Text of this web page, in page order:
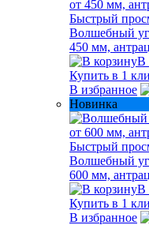
Быстрый
Волшебный
450 мм,
В
Купить в 1
В избранное
Новинка
Быстрый
Волшебный
600 мм,
В
Купить в 1
В избранное